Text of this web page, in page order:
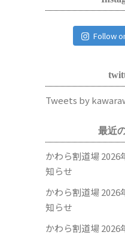
Follow
Tweets by
最近
かわら割道場 2026
知らせ
かわら割道場 2026
知らせ
かわら割道場 2026